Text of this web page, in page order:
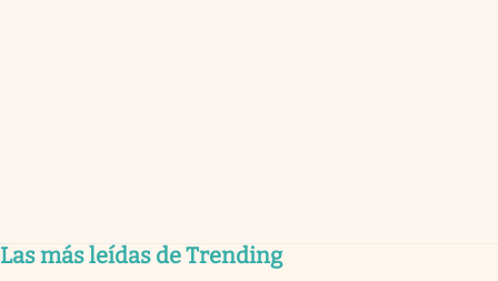
Las más leídas de Trending